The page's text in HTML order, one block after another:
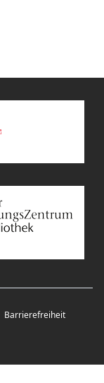
Barrierefreiheit